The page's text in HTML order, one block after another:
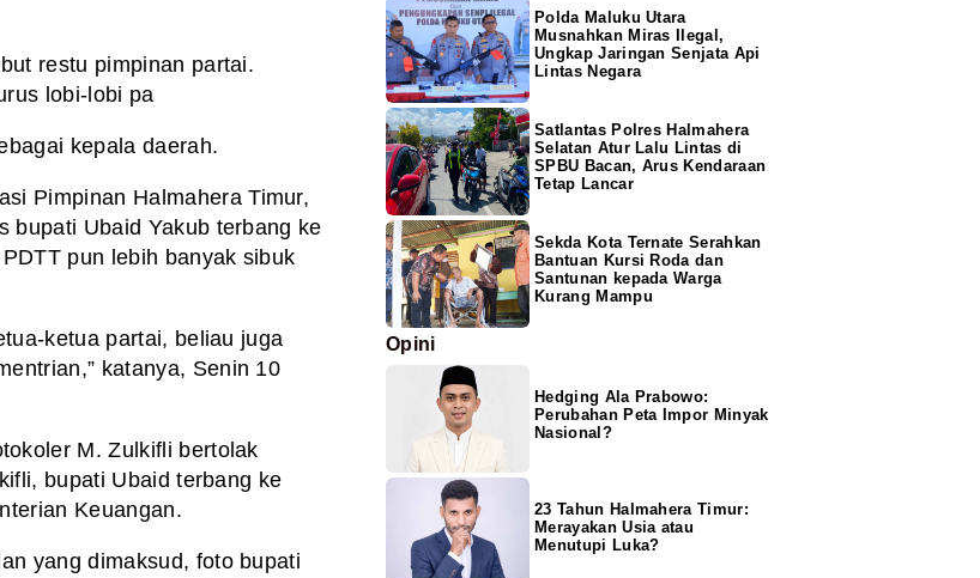
restu pimpinan partai.
lobi-lobi pa
kepala daerah.
Pimpinan Halmahera Timur,
bupati Ubaid Yakub terbang ke
pun lebih banyak sibuk
ketua partai, beliau juga
katanya, Senin 10
M. Zulkifli bertolak
bupati Ubaid terbang ke
Keuangan.
yang dimaksud, foto bupati
Polda Maluku Utara
Musnahkan Miras Ilegal,
Ungkap Jaringan Senjata Api
Lintas Negara
Satlantas Polres Halmahera
Selatan Atur Lalu Lintas di
SPBU Bacan, Arus Kendaraan
Tetap Lancar
Sekda Kota Ternate Serahkan
Bantuan Kursi Roda dan
Santunan kepada Warga
Kurang Mampu
Opini
Hedging Ala Prabowo:
Perubahan Peta Impor Minyak
Nasional?
23 Tahun Halmahera Timur:
Merayakan Usia atau
Menutupi Luka?